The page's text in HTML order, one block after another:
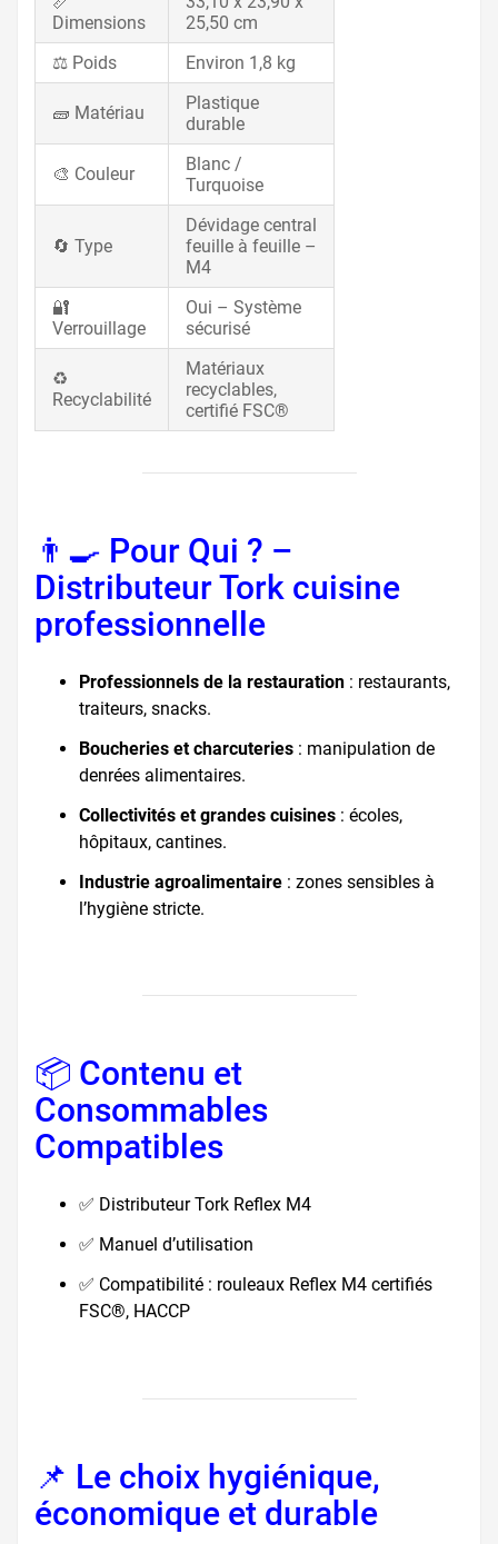
Dimensions
25,50 cm
⚖️ Poids
Environ 1,8 kg
🧱 Matériau
Plastique
durable
🎨 Couleur
Blanc /
Turquoise
🔄 Type
Dévidage central
feuille à feuille –
M4
🔐
Verrouillage
Oui – Système
sécurisé
♻️
Recyclabilité
Matériaux
recyclables,
certifié FSC®
👨‍🍳 Pour Qui ? –
Distributeur Tork cuisine
professionnelle
Professionnels de la restauration : restaurants,
traiteurs, snacks.
Boucheries et charcuteries : manipulation de
denrées alimentaires.
Collectivités et grandes cuisines : écoles,
hôpitaux, cantines.
Industrie agroalimentaire : zones sensibles à
l’hygiène stricte.
📦 Contenu et
Consommables
Compatibles
✅ Distributeur Tork Reflex M4
✅ Manuel d’utilisation
✅ Compatibilité : rouleaux Reflex M4 certifiés
FSC®, HACCP
📌 Le choix hygiénique,
économique et durable